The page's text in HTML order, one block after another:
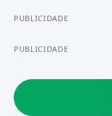
PUBLICIDADE
PUBLICIDADE